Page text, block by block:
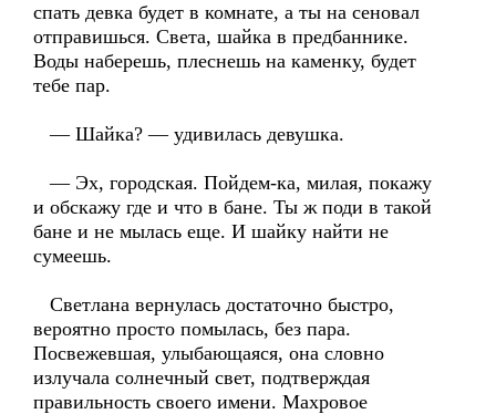
спать девка будет в комнате, а ты на сеновал
отправишься. Света, шайка в предбаннике.
Воды наберешь, плеснешь на каменку, будет
тебе пар.
— Шайка? — удивилась девушка.
— Эх, городская. Пойдем-ка, милая, покажу
и обскажу где и что в бане. Ты ж поди в такой
бане и не мылась еще. И шайку найти не
сумеешь.
Светлана вернулась достаточно быстро,
вероятно просто помылась, без пара.
Посвежевшая, улыбающаяся, она словно
излучала солнечный свет, подтверждая
правильность своего имени. Махровое